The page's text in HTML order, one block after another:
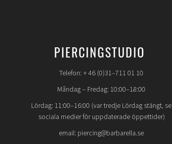
PIERCINGSTUDIO
Telefon: + 46 (0)31–711 01 10
Måndag – Fredag: 10:00–18:00
Lördag: 11:00–16:00 (var tredje Lördag stängt, se
sociala medier för uppdaterade öppettider)
email: piercing@barbarella.se